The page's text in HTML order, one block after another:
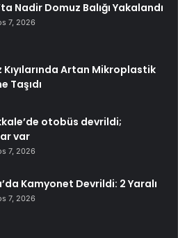
Nadir Domuz Balığı Yakalandı
7, 2026
Kıyılarında Artan Mikroplastik
Taşıdı
otobüs devrildi;
var
7, 2026
Kamyonet Devrildi: 2 Yaralı
7, 2026